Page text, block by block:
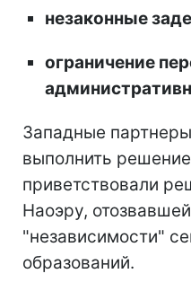
незаконные
ограничение
Западные
выполнить
приветствовали
Наоэру,
"независимости"
образований.